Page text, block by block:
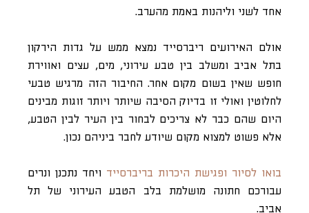
אחד לשני וליהנות באמת מהערב.
אולם האירועים ריברסייד נמצא ממש על גדות הירקון
בתל אביב ומשלב בין טבע עירוני, מים, עצים ואווירת
חופש שאין בשום מקום אחר. החיבור הזה מרגיש טבעי
לחלוטין ואולי זו בדיוק הסיבה שיותר ויותר זוגות מבינים
היום שהם כבר לא צריכים לבחור בין העיר לבין הטבע,
אלא פשוט למצוא מקום שיודע לחבר ביניהם נכון.
בואו לסיור ופגישת היכרות בריברסייד ויחד נתכנן ונרים
עבורכם חתונה מושלמת בלב הטבע העירוני של תל
אביב.